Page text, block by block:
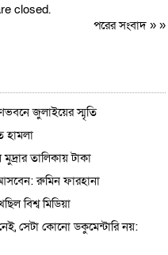
closed.
পরের সংবাদ» »
জুলাইয়ের স্মৃতি
হামলা
তালিকায় টাকা
রুমিন ফারহানা
বিশ্ব মিডিয়া
সেটা কোনো ডকুমেন্টারি নয়: